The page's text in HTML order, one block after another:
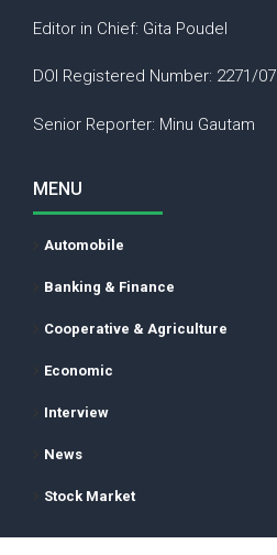
Editor in Chief: Gita Poudel
DOI Registered Number: 2271/
Senior Reporter: Minu Gautam
MENU
Automobile
Banking & Finance
Cooperative & Agriculture
Economic
Interview
News
Stock Market